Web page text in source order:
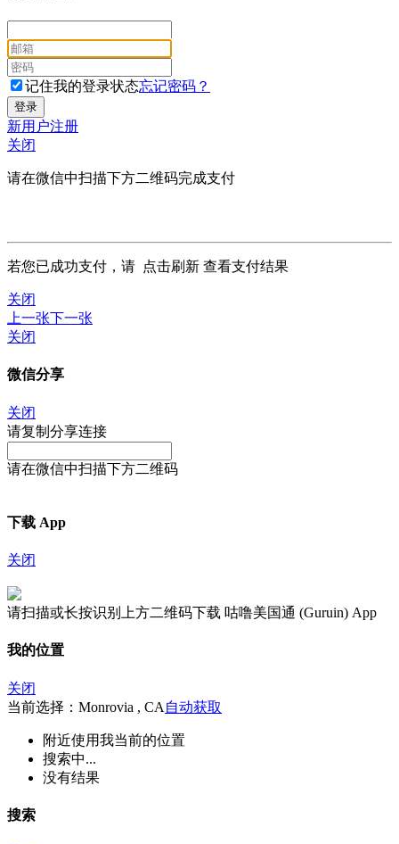
记住我的登录状态忘记密码？
新用户注册
关闭
请在微信中扫描下方二维码完成支付
若您已成功支付，请 点击刷新 查看支付结果
关闭
上一张下一张
关闭
微信分享
关闭
请复制分享连接
请在微信中扫描下方二维码
下载 App
关闭
请扫描或长按识别上方二维码下载 咕噜美国通 (Guruin) App
我的位置
关闭
当前选择：Monrovia , CA 自动获取
附近使用我当前的位置
搜索中...
没有结果
搜索